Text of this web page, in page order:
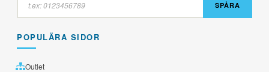
SPÅRA
POPULÄRA SIDOR
Outlet